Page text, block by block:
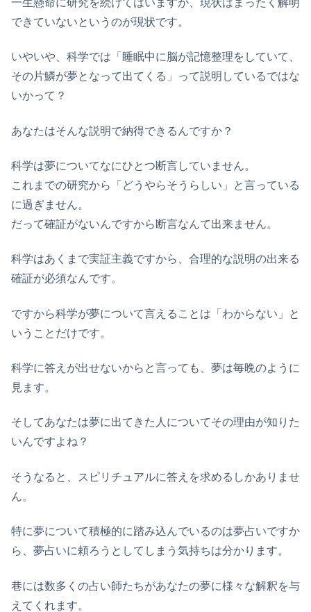
できていないというのが現状です。
いやいや、科学では「睡眠中に脳が記憶整理をしていて、
その片鱗が夢となって出てくる」って説明しているではな
いかって？
あなたはそんな説明で納得できるんですか？
科学は夢についてなにひとつ断言していません。
これまでの研究から「どうやらそうらしい」と言っている
に過ぎません。
だって確証がないんですから断言なんて出来ません。
科学はあくまで実証主義ですから、合理的な説明の出来る
確証が必須なんです。
ですから科学が夢について言えることは「わからない」と
いうことだけです。
科学に答えが出せないからと言っても、夢は毎晩のように
見ます。
そしてあなたは夢に出てきた人についてその理由が知りた
いんですよね？
そうなると、スピリチュアルに答えを求めるしかありませ
ん。
特に夢について積極的に踏み込んでいるのは夢占いですか
ら、夢占いに頼ろうとしてしまう気持ちは分かります。
巷には数多くの占い師たちがあなたの夢に様々な解釈を与
えてくれます。